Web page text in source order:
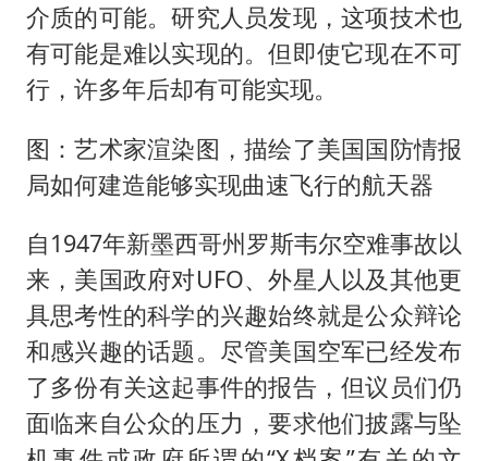
介质的可能。研究人员发现，这项技术也
有可能是难以实现的。但即使它现在不可
行，许多年后却有可能实现。
图：艺术家渲染图，描绘了美国国防情报
局如何建造能够实现曲速飞行的航天器
自1947年新墨西哥州罗斯韦尔空难事故以
来，美国政府对UFO、外星人以及其他更
具思考性的科学的兴趣始终就是公众辩论
和感兴趣的话题。尽管美国空军已经发布
了多份有关这起事件的报告，但议员们仍
面临来自公众的压力，要求他们披露与坠